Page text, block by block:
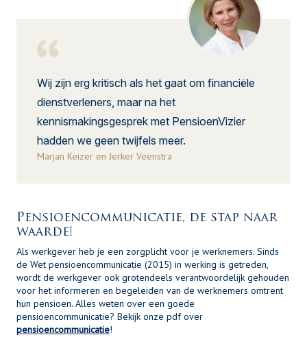
Wij zijn erg kritisch als het gaat om financiële
dienstverleners, maar na het
kennismakingsgesprek met PensioenVizier
hadden we geen twijfels meer.
Marjan Keizer en Jerker Veenstra
Pensioencommunicatie, de stap naar
waarde!
Als werkgever heb je een zorgplicht voor je werknemers. Sinds
de Wet pensioencommunicatie (2015) in werking is getreden,
wordt de werkgever ook grotendeels verantwoordelijk gehouden
voor het informeren en begeleiden van de werknemers omtrent
hun pensioen. Alles weten over een goede
pensioencommunicatie? Bekijk onze pdf over
pensioencommunicatie!